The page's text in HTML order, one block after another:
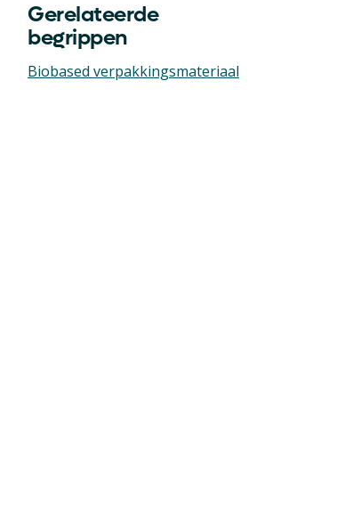
Gerelateerde
begrippen
Biobased verpakkingsmateriaal